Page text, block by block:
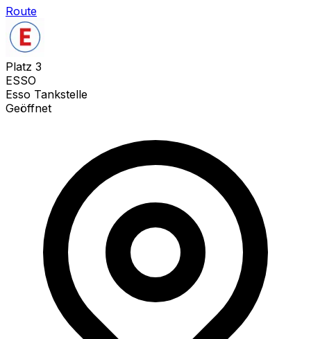
Route
Platz 3
ESSO
Esso Tankstelle
Geöffnet